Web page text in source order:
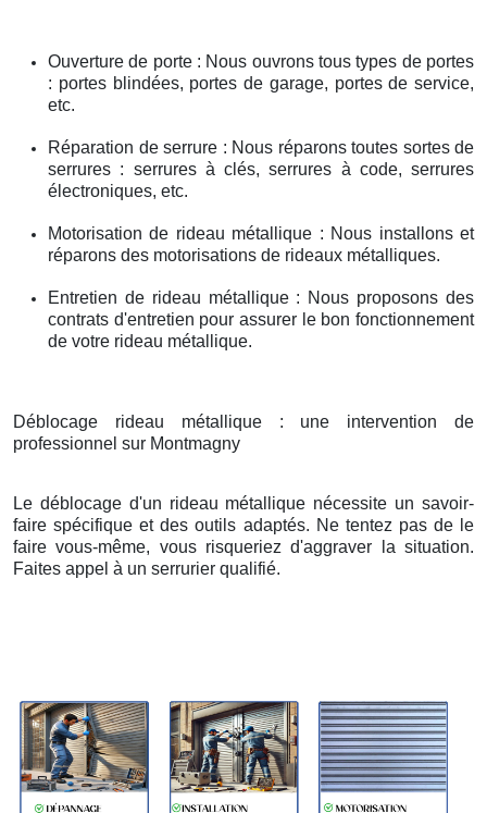
Ouverture de porte : Nous ouvrons tous types de portes
: portes blindées, portes de garage, portes de service,
etc.
Réparation de serrure : Nous réparons toutes sortes de
serrures : serrures à clés, serrures à code, serrures
électroniques, etc.
Motorisation de rideau métallique : Nous installons et
réparons des motorisations de rideaux métalliques.
Entretien de rideau métallique : Nous proposons des
contrats d'entretien pour assurer le bon fonctionnement
de votre rideau métallique.
Déblocage rideau métallique : une intervention de
professionnel sur Montmagny
Le déblocage d'un rideau métallique nécessite un savoir-
faire spécifique et des outils adaptés. Ne tentez pas de le
faire vous-même, vous risqueriez d'aggraver la situation.
Faites appel à un serrurier qualifié.